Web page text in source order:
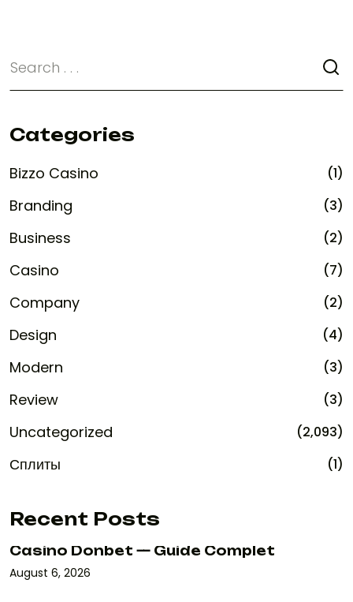
Categories
Bizzo Casino (1)
Branding (3)
Business (2)
Casino (7)
Company (2)
Design (4)
Modern (3)
Review (3)
Uncategorized (2,093)
Сплиты (1)
Recent Posts
Casino Donbet — Guide Complet
August 6, 2026